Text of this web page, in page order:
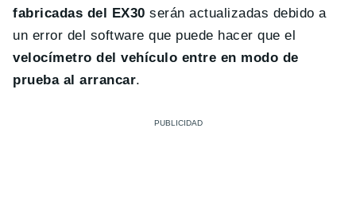
fabricadas del EX30 serán actualizadas debido a
un error del software que puede hacer que el
velocímetro del vehículo entre en modo de
prueba al arrancar.